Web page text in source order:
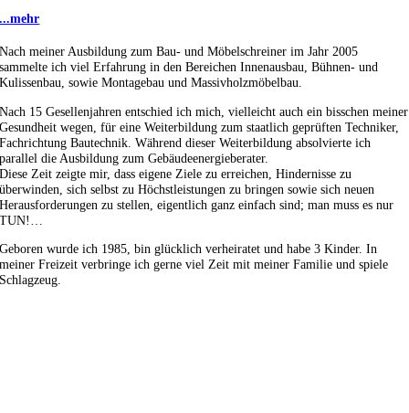
...mehr
Nach meiner Ausbildung zum Bau- und Möbelschreiner im Jahr 2005
sammelte ich viel Erfahrung in den Bereichen Innenausbau, Bühnen- und
Kulissenbau, sowie Montagebau und Massivholzmöbelbau.
Nach 15 Gesellenjahren entschied ich mich, vielleicht auch ein bisschen meiner
Gesundheit wegen, für eine Weiterbildung zum staatlich geprüften Techniker,
Fachrichtung Bautechnik. Während dieser Weiterbildung absolvierte ich
parallel die Ausbildung zum Gebäudeenergieberater.
Diese Zeit zeigte mir, dass eigene Ziele zu erreichen, Hindernisse zu
überwinden, sich selbst zu Höchstleistungen zu bringen sowie sich neuen
Herausforderungen zu stellen, eigentlich ganz einfach sind; man muss es nur
TUN!…
Geboren wurde ich 1985, bin glücklich verheiratet und habe 3 Kinder. In
meiner Freizeit verbringe ich gerne viel Zeit mit meiner Familie und spiele
Schlagzeug.